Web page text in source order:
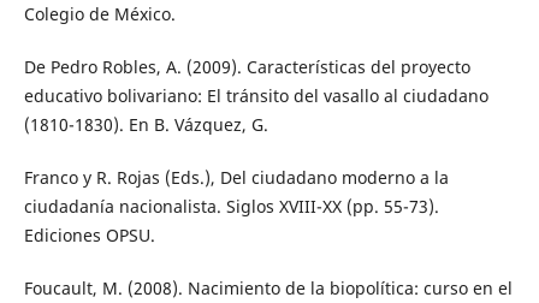
Colegio de México.
De Pedro Robles, A. (2009). Características del proyecto
educativo bolivariano: El tránsito del vasallo al ciudadano
(1810-1830). En B. Vázquez, G.
Franco y R. Rojas (Eds.), Del ciudadano moderno a la
ciudadanía nacionalista. Siglos XVIII-XX (pp. 55-73).
Ediciones OPSU.
Foucault, M. (2008). Nacimiento de la biopolítica: curso en el